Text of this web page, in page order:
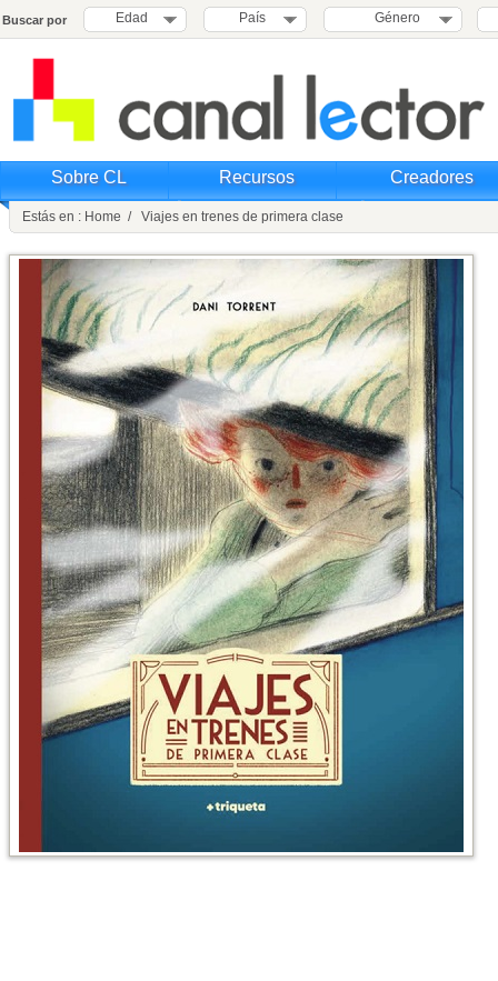
Buscar por Edad País Género
Sobre CL Recursos Creadores
Estás en : Home / Viajes en trenes de primera clase